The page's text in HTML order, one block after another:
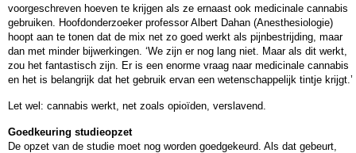
voorgeschreven hoeven te krijgen als ze ernaast ook medicinale cannabis
gebruiken. Hoofdonderzoeker professor Albert Dahan (Anesthesiologie)
hoopt aan te tonen dat de mix net zo goed werkt als pijnbestrijding, maar
dan met minder bijwerkingen. ‘We zijn er nog lang niet. Maar als dit werkt,
zou het fantastisch zijn. Er is een enorme vraag naar medicinale cannabis
en het is belangrijk dat het gebruik ervan een wetenschappelijk tintje krijgt.’
Let wel: cannabis werkt, net zoals opioïden, verslavend.
Goedkeuring studieopzet
De opzet van de studie moet nog worden goedgekeurd. Als dat gebeurt,